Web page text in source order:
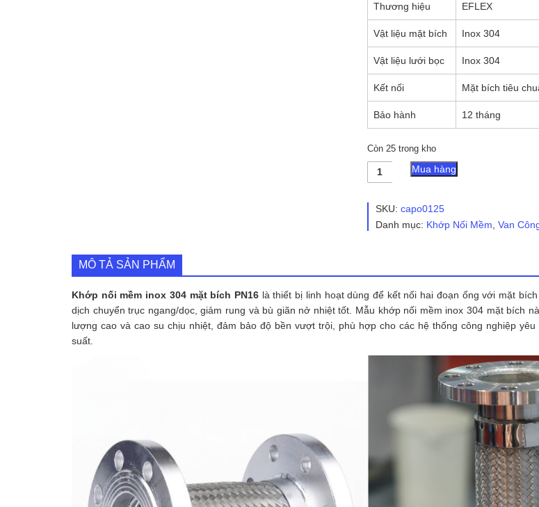
Thương hiệu EFLEX
Vật liệu mặt bích Inox 304
Vật liệu lưới bọc Inox 304
Kết nối Mặt bích tiêu
Bảo hành 12 tháng
Còn 25 trong kho
Khớp
Inox
Mặt
lượng
Mua hàng
SKU: capo0125
Danh mục: Khớp Nối Mềm Van
MÔ TẢ SẢN PHẨM
Khớp nối mềm inox 304 mặt bích PN16 là thiết bị linh hoạt dùng để kết nối hai đoạn ống với mặt
dịch chuyển trục ngang/dọc, giảm rung và bù giãn nở nhiệt tốt. Mẫu khớp nối mềm inox 304 mặt bích
lượng cao và cao su chịu nhiệt, đảm bảo độ bền vượt trội, phù hợp cho các hệ thống công nghiệp
suất.